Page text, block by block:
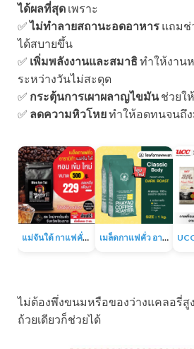
ได้ผลที่สุด เพราะ
✅ไม่ทำลายสถานะอดอาหาร แถมช่
ได้สบายขึ้น
✅ เพิ่มพลังงานและสมาธิทำให้งาน
ระหว่างวันไม่สะดุด
✅ กระตุ้นการเผาผลาญไขมันช่วยใ
✅ ลดความหิวโหยทำให้อดทนจนถึ
แม่จันใต้ กาแฟคั่ว หอม เข้ม เมล็ดกาแฟคั่ว อาราบิก้า 100% 1KG
ไม่ต้องพึ่งขนมหรือของว่างแคลอรี่สู
ถ้วยเดียวก็ช่วยได้